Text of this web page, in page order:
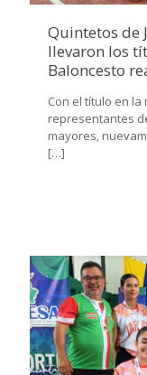
Quintetos de
llevaron los
Baloncesto
Con el título en
representantes
mayores,
[…]